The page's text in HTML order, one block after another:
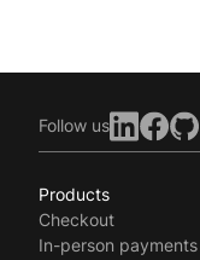
Follow us
Products
Checkout
In-person payments